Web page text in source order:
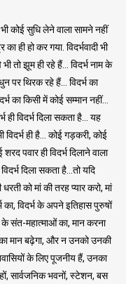
कोई सुधि लेने वाला सामने नहीं
ही हो कर गया. विदर्भवादी भी
तो झूम ही रहे हैं… विदर्भ नाम के
पर थिरक रहे हैं… विदर्भ का
का किसी में कोई सम्मान नहीं…
ही विदर्भ दिला सकता है… यह
विदर्भ ही है… कोई गड़करी, कोई
पवार ही विदर्भ दिलाने वाला
दिला सकता है…तो यदि
को मां की तरह प्यार करो, मां
का, विदर्भ के अपने इतिहास पुरुषों
के संत-महात्माओं का, मान करना
मान बढ़ेगा, और न उनको उनकी
के लिए पूजनीय हैं, उनका
सार्वजनिक भवनों, स्टेशन, बस